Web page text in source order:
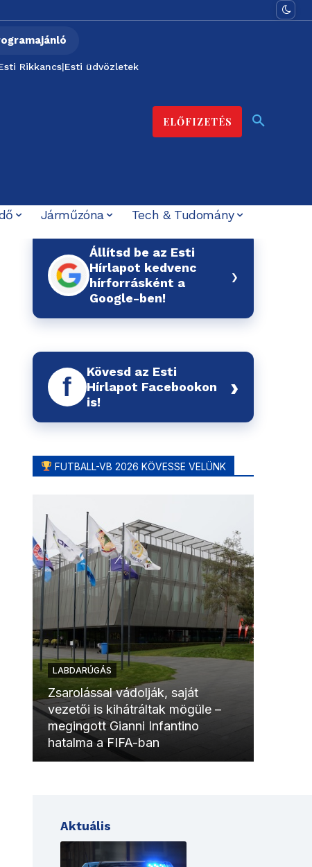
Rikkancs|Esti üdvözletek
ELŐFIZETÉS
Járműzóna
Tech & Tudomány
Állítsd be az Esti
Hírlapot kedvenc
hírforrásként a
Google-ben!
›
f
Kövesd az Esti
Hírlapot Facebookon
is!
›
FUTBALL-VB 2026 KÖVESSE VELÜNK
LABDARÚGÁS
Zsarolással vádolják, saját
vezetői is kihátráltak mögüle –
megingott Gianni Infantino
hatalma a FIFA-ban
Aktuális